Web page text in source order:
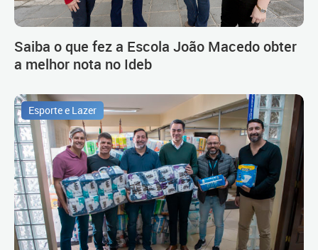
Saiba o que fez a Escola João Macedo obter
a melhor nota no Ideb
Esporte e Lazer